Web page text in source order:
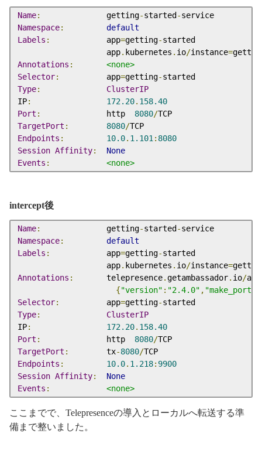
Name:
              getting
-started -
Namespace:
default
Labels :
            app
=getting-started
                   app
. kubernetes . io/instance=
Annotations :
<none>
Selector:
          app
=getting-
Type:
ClusterIP
IP: 172.20. 158.40
Port :
              http
8080/
TargetPort : 8080/
Endpoints : 10.0. 1.101 : 8080
Session Affinity:
None
Events : <none>
intercept後
Name:
              getting
-started -
Namespace:
default
Labels :
            app
=getting-started
                   app
. kubernetes . io/instance=
Annotations :
       telepresence
.getambassador. io/
{"version" : "2.4.0" ,
Selector:
          app
=getting-
Type:
ClusterIP
IP: 172.20. 158.40
Port :
              http
8080/
TargetPort :
        tx
-8080/
Endpoints : 10.0. 1.218: 9900
Session Affinity:
None
Events : <none>
ここまでで、Telepresenceの導入とローカルへ転送する準
備まで整いました。